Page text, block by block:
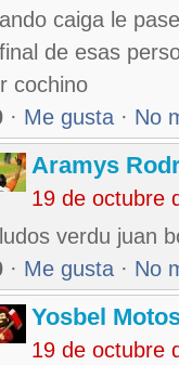
caiga le
de esas
cochino
· Me gusta · No
Aramys
19 de octubre
verdu juan
· Me gusta · No
Yosbel
19 de octubre